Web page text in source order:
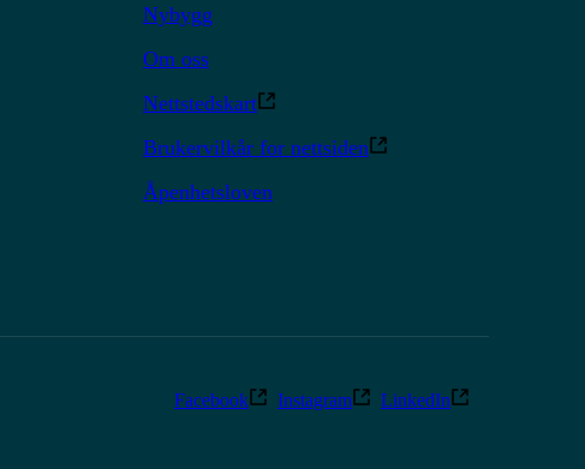
Nybygg
Om oss
Nettstedskart
Brukervilkår for nettsiden
Åpenhetsloven
Facebook
Instagram LinkedIn